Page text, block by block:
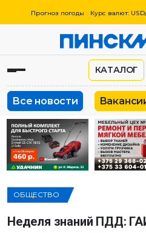
Прогноз погоды Курс валют:
КАТАЛОГ
Все новости
ОБЩЕСТВО
Неделя знаний ПДД: